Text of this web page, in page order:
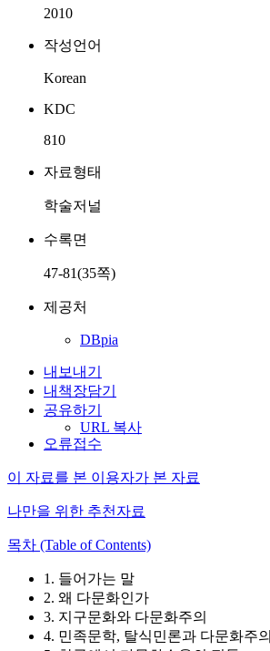
2010
작성언어
Korean
KDC
810
자료형태
학술저널
수록면
47-81(35쪽)
제공처
DBpia
내보내기
내책장담기
공유하기
URL 복사
오류접수
이 자료를 본 이용자가 본 자료
나만을 위한 추천자료
목차 (Table of Contents)
1. 들어가는 말
2. 왜 다문화인가
3. 지구문화와 다문화주의
4. 민족문학, 탈식민론과 다문화주의